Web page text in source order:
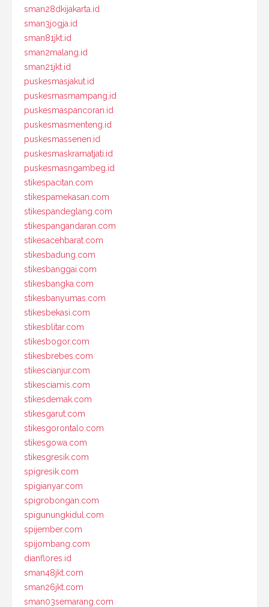
sman28dkijakarta.id
sman3jogja.id
sman81jkt.id
sman2malang.id
sman21jkt.id
puskesmasjakut.id
puskesmasmampang.id
puskesmaspancoran.id
puskesmasmenteng.id
puskesmassenen.id
puskesmaskramatjati.id
puskesmasngambeg.id
stikespacitan.com
stikespamekasan.com
stikespandeglang.com
stikespangandaran.com
stikesacehbarat.com
stikesbadung.com
stikesbanggai.com
stikesbangka.com
stikesbanyumas.com
stikesbekasi.com
stikesblitar.com
stikesbogor.com
stikesbrebes.com
stikescianjur.com
stikesciamis.com
stikesdemak.com
stikesgarut.com
stikesgorontalo.com
stikesgowa.com
stikesgresik.com
spigresik.com
spigianyar.com
spigrobongan.com
spigunungkidul.com
spijember.com
spijombang.com
dianflores.id
sman48jkt.com
sman26jkt.com
sman03semarang.com